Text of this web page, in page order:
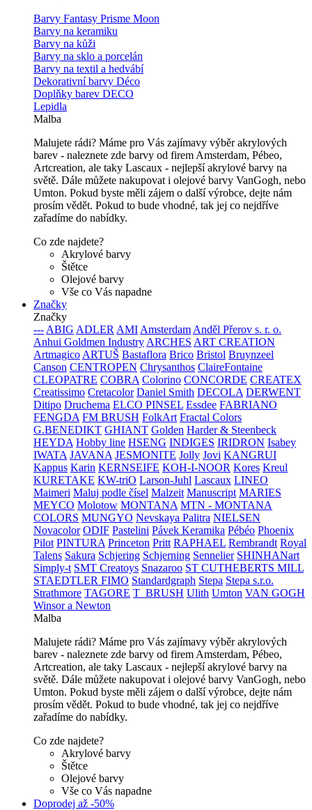
Barvy Fantasy Prisme Moon
Barvy na keramiku
Barvy na kůži
Barvy na sklo a porcelán
Barvy na textil a hedvábí
Dekorativní barvy Déco
Doplňky barev DECO
Lepidla
Malba
Malujete rádi? Máme pro Vás zajímavy výběr akrylových
barev - naleznete zde barvy od firem Amsterdam, Pébeo,
Artcreation, ale taky Lascaux - nejlepší akrylové barvy na
světě. Dále můžete nakupovat i olejové barvy VanGogh, nebo
Umton. Pokud byste měli zájem o další výrobce, dejte nám
prosím vědět. Pokud to bude vhodné, tak jej co nejdříve
zařadíme do nabídky.
Co zde najdete?
Akrylové barvy
Štětce
Olejové barvy
Vše co Vás napadne
Značky
Značky
--- ABIG ADLER AMI Amsterdam Anděl Přerov s. r. o.
Anhui Goldmen Industry ARCHES ART CREATION
Artmagico ARTUŠ Bastaflora Brico Bristol Bruynzeel
Canson CENTROPEN Chrysanthos ClaireFontaine
CLEOPATRE COBRA Colorino CONCORDE CREATEX
Creatissimo Cretacolor Daniel Smith DECOLA DERWENT
Ditipo Druchema ELCO PINSEL Essdee FABRIANO
FENGDA FM BRUSH FolkArt Fractal Colors
G.BENEDIKT GHIANT Golden Harder & Steenbeck
HEYDA Hobby line HSENG INDIGES IRIDRON Isabey
IWATA JAVANA JESMONITE Jolly Jovi KANGRUI
Kappus Karin KERNSEIFE KOH-I-NOOR Kores Kreul
KURETAKE KW-triO Larson-Juhl Lascaux LINEO
Maimeri Maluj podle čísel Malzeit Manuscript MARIES
MEYCO Molotow MONTANA MTN - MONTANA
COLORS MUNGYO Nevskaya Palitra NIELSEN
Novacolor ODIF Pastelini Pávek Keramika Pébéo Phoenix
Pilot PINTURA Princeton Pritt RAPHAEL Rembrandt Royal
Talens Sakura Schjering Schjerning Sennelier SHINHANart
Simply-t SMT Creatoys Snazaroo ST CUTHEBERTS MILL
STAEDTLER FIMO Standardgraph Stepa Stepa s.r.o.
Strathmore TAGORE T_BRUSH Ulith Umton VAN GOGH
Winsor a Newton
Malba
Malujete rádi? Máme pro Vás zajímavy výběr akrylových
barev - naleznete zde barvy od firem Amsterdam, Pébeo,
Artcreation, ale taky Lascaux - nejlepší akrylové barvy na
světě. Dále můžete nakupovat i olejové barvy VanGogh, nebo
Umton. Pokud byste měli zájem o další výrobce, dejte nám
prosím vědět. Pokud to bude vhodné, tak jej co nejdříve
zařadíme do nabídky.
Co zde najdete?
Akrylové barvy
Štětce
Olejové barvy
Vše co Vás napadne
Doprodej až -50%